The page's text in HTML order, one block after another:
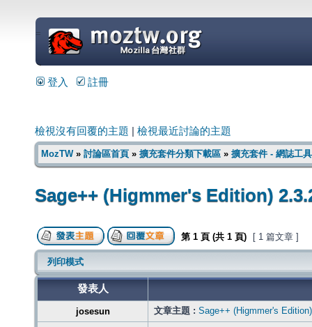
=
登入 註冊
檢視沒有回覆的主題 檢視最近討論的主題
MozTW» 討論區首頁 » 擴充套件分類下載區 » 擴充套件 - 網誌工具
Sage++ (Higmmer's Edition)
第 1 頁 (共 1 頁) [ 1 篇文章 ]
列印模式
發表人
josesun 文章主題 : Sage++ (Higmmer's